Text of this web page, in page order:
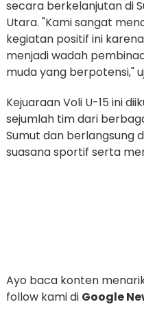
secara berkelanjutan di
Utara. "Kami sangat
kegiatan positif ini
menjadi wadah
muda yang berpotensi,"
Kejuaraan Voli U-15 ini
sejumlah tim dari
Sumut dan berlangsung
suasana sportif serta
Ayo baca konten
follow kami di Google